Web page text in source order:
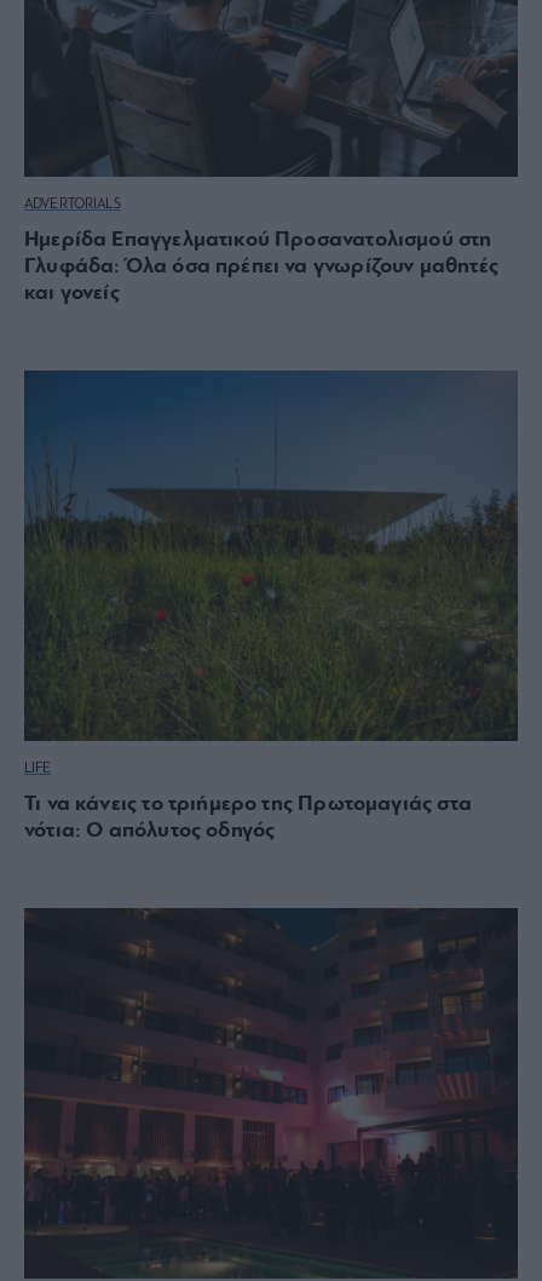
ADVERTORIALS
Ημερίδα Επαγγελματικού Προσανατολισμού στη
Γλυφάδα: Όλα όσα πρέπει να γνωρίζουν μαθητές
και γονείς
LIFE
Τι να κάνεις το τριήμερο της Πρωτομαγιάς στα
νότια: Ο απόλυτος οδηγός